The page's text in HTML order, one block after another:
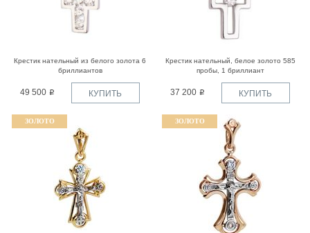
Крестик нательный из белого золота 6
бриллиантов
49 500 КУПИТЬ
Крестик нательный, белое золото 585
пробы, 1 бриллиант
37 200 КУПИТЬ
ЗОЛОТО ЗОЛОТО